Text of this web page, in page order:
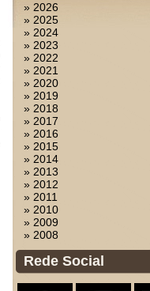
» 2026
» 2025
» 2024
» 2023
» 2022
» 2021
» 2020
» 2019
» 2018
» 2017
» 2016
» 2015
» 2014
» 2013
» 2012
» 2011
» 2010
» 2009
» 2008
Rede Social